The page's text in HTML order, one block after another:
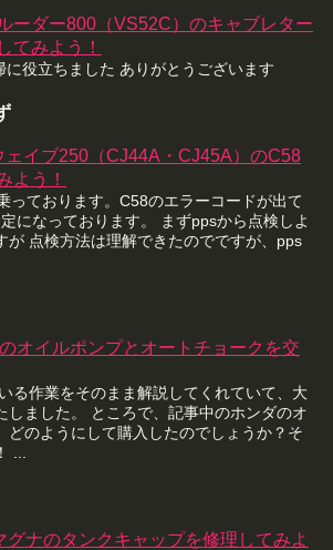
ーダー800（VS52C）のキャブレター
てみよう！
に役立ちました ありがとうございます
ェイブ250（CJ44A・CJ45A）のC58
よう！
っております。C58のエラーコードが出て
になっております。 まずppsから点検しよ
が 点検方法は理解できたのでですが、pps
オイルポンプとオートチョークを交
る作業をそのまま解説してくれていて、大
しました。 ところで、記事中のホンダのオ
どのようにして購入したのでしょうか？そ
...
グナのタンクキャップを修理してみよ